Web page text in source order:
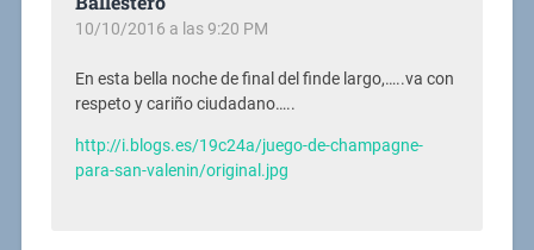
10/10/2016 a las 9:20 PM
En esta bella noche de final del finde largo,…..va con
respeto y cariño ciudadano…..
http://i.blogs.es/19c24a/juego-de-champagne-
para-san-valenin/original.jpg